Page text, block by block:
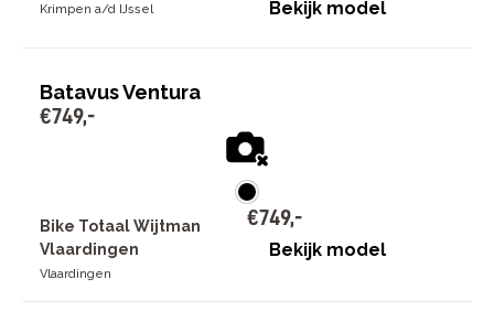
Krimpen a/d IJssel Bekijk model
Batavus Ventura
€749,-
Bike Totaal Wijtman
Vlaardingen
Vlaardingen
€749,-
Bekijk model